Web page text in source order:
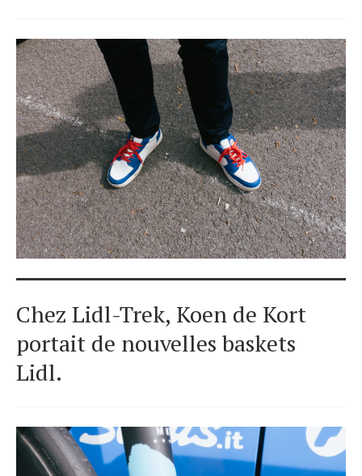
Chez Lidl-Trek, Koen de Kort
portait de nouvelles baskets
Lidl.